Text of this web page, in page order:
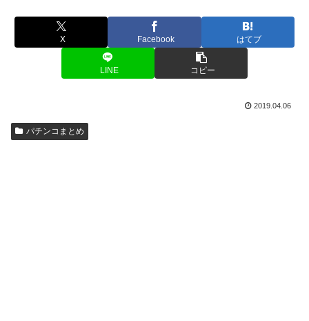
X Facebook はてブ
LINE コピー
2019.04.06
パチンコまとめ